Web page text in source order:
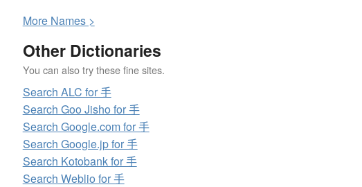
More Names >
Other Dictionaries
You can also try these fine sites.
Search ALC for 手
Search Goo Jisho for 手
Search Google.com for 手
Search Google.jp for 手
Search Kotobank for 手
Search Weblio for 手